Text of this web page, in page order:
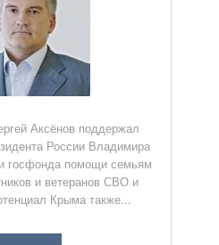
Аксёнов поддержал
России Владимира
госфонда помощи семьям
и ветеранов СВО и
Крыма также...